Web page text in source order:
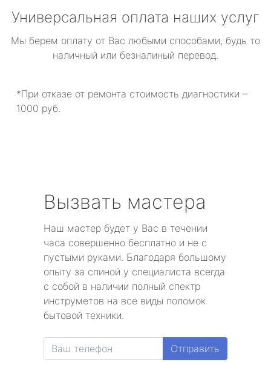
Универсальная оплата наших услуг
Мы берем оплату от Вас любыми способами, будь то
наличный или безналиный перевод.
*При отказе от ремонта стоимость диагностики –
1000 руб.
Вызвать мастера
Наш мастер будет у Вас в течении
часа совершенно бесплатно и не с
пустыми руками. Благодаря большому
опыту за спиной у специалиста всегда
с собой в наличии полный спектр
инструметов на все виды поломок
бытовой техники.
Отправить